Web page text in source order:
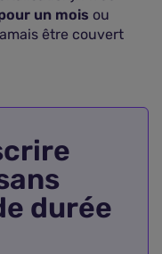
un mois ou
être couvert
durée